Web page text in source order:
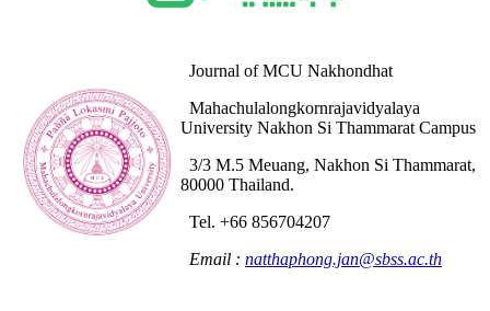
Journal of MCU Nakhondhat
Mahachulalongkornrajavidyalaya
University Nakhon Si Thammarat Campus
3/3 M.5 Meuang, Nakhon Si Thammarat,
80000 Thailand.
Tel. +66 856704207
Email : natthaphong.jan@sbss.ac.th